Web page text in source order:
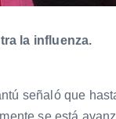
la influenza.
señaló que
se está